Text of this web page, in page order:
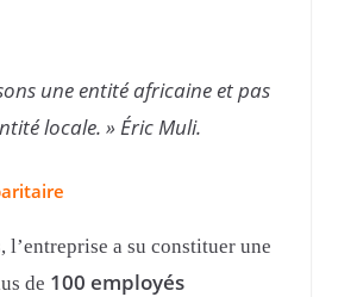
une entité africaine et pas
locale. » Éric Muli.
l’entreprise a su constituer une
de 100 employés